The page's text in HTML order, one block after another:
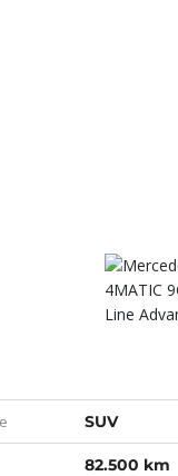
SUV
82.500 km